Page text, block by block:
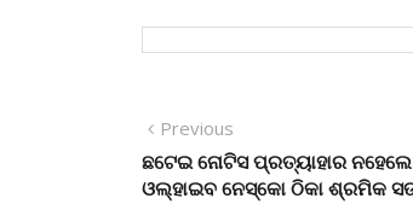
Post
navigation
Previous
post:
ଛଟେଇ ନୋଟିସ ପ୍ରତ୍ୟାହାର
ଓଲ୍ହାଇବ ନେସ୍କୋ ଠିକା ଶ୍ରମିକ